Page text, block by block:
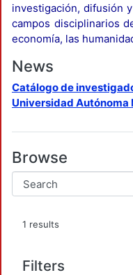
investigación, difusión
campos disciplinarios
economía, las
News
Catálogo de
Universidad Autónoma
Browse
1 results
Filters